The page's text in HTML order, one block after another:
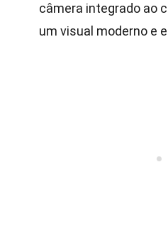
câmera integrado ao
um visual moderno e